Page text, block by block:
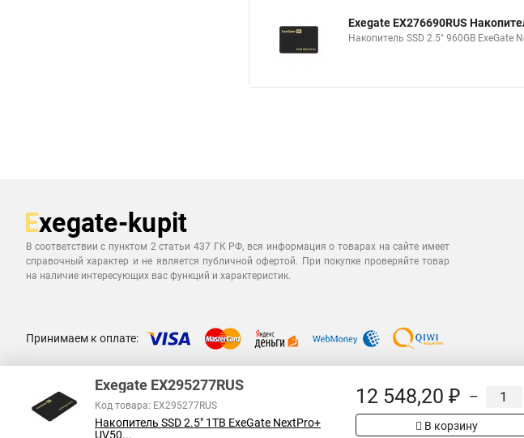
Exegate EX276690RUS
Накопитель SSD 2.5" 960GB ExeGate
В соответствии с пунктом 2 статьи 437 ГК РФ, вся информация о товарах на сайте имеет
справочный характер и не является публичной офертой. При покупке проверяйте товар
на наличие интересующих вас функций и характеристик.
Принимаем к оплате:
Exegate EX295277RUS
Код товара: EX295277RUS
Накопитель SSD 2.5" 1TB ExeGate NextPro+
UV50...
12 548,20 ₽ –
В корзину